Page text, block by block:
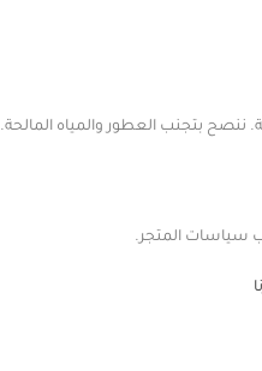
ننصح بتجنب العطور والمياه المالحة.
المتجر.